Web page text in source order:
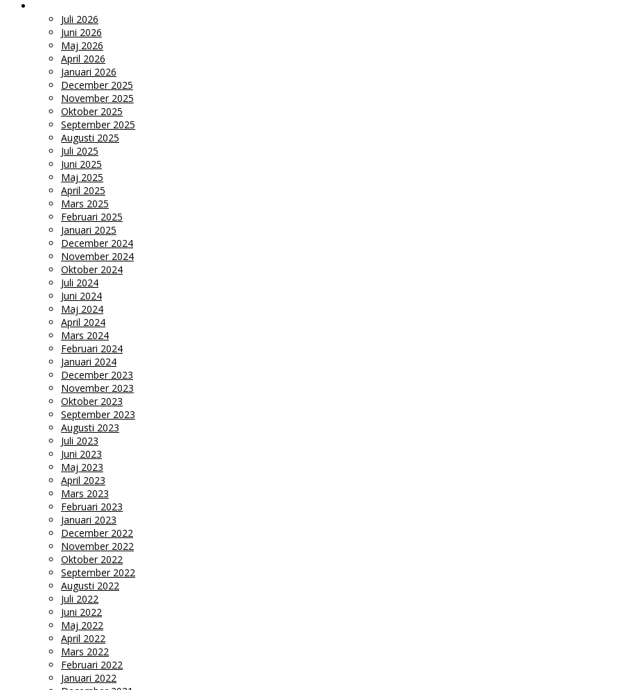
Juli 2026
Juni 2026
Maj 2026
April 2026
Januari 2026
December 2025
November 2025
Oktober 2025
September 2025
Augusti 2025
Juli 2025
Juni 2025
Maj 2025
April 2025
Mars 2025
Februari 2025
Januari 2025
December 2024
November 2024
Oktober 2024
Juli 2024
Juni 2024
Maj 2024
April 2024
Mars 2024
Februari 2024
Januari 2024
December 2023
November 2023
Oktober 2023
September 2023
Augusti 2023
Juli 2023
Juni 2023
Maj 2023
April 2023
Mars 2023
Februari 2023
Januari 2023
December 2022
November 2022
Oktober 2022
September 2022
Augusti 2022
Juli 2022
Juni 2022
Maj 2022
April 2022
Mars 2022
Februari 2022
Januari 2022